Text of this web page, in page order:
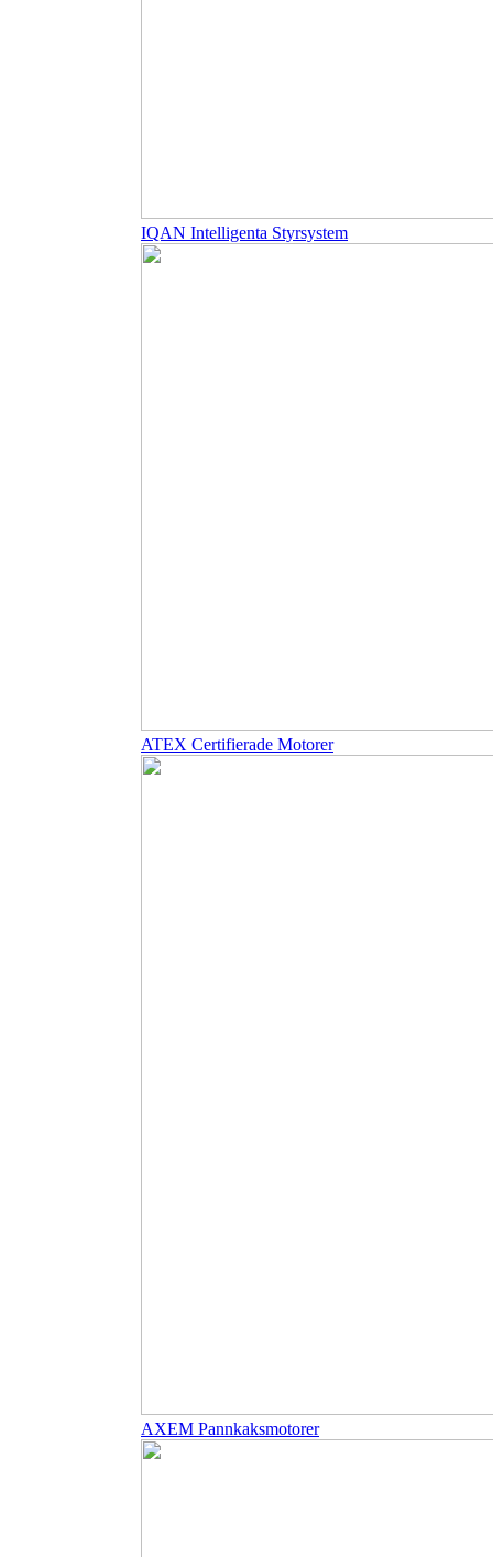
IQAN Intelligenta Styrsystem
ATEX Certifierade Motorer
AXEM Pannkaksmotorer